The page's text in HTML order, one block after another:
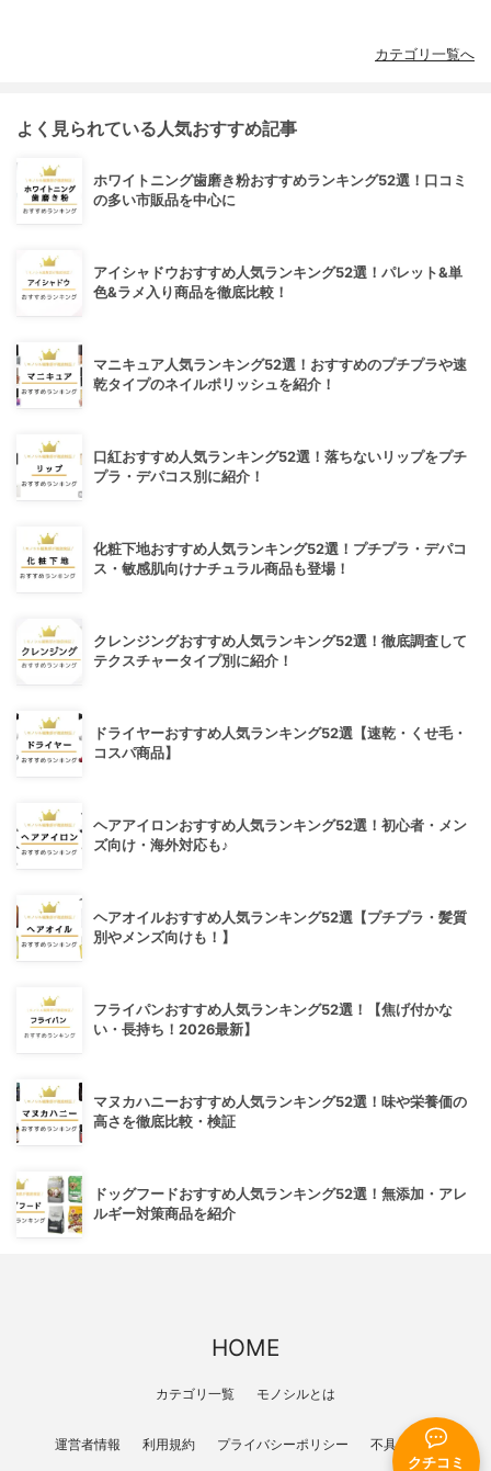
クチコミ
カテゴリ一覧へ
よく見られている人気おすすめ記事
ホワイトニング歯磨き粉おすすめランキング52選！口コミ
の多い市販品を中心に
アイシャドウおすすめ人気ランキング52選！パレット&単
色&ラメ入り商品を徹底比較！
マニキュア人気ランキング52選！おすすめのプチプラや速
乾タイプのネイルポリッシュを紹介！
口紅おすすめ人気ランキング52選！落ちないリップをプチ
プラ・デパコス別に紹介！
化粧下地おすすめ人気ランキング52選！プチプラ・デパコ
ス・敏感肌向けナチュラル商品も登場！
クレンジングおすすめ人気ランキング52選！徹底調査して
テクスチャータイプ別に紹介！
ドライヤーおすすめ人気ランキング52選【速乾・くせ毛・
コスパ商品】
ヘアアイロンおすすめ人気ランキング52選！初心者・メン
ズ向け・海外対応も♪
ヘアオイルおすすめ人気ランキング52選【プチプラ・髪質
別やメンズ向けも！】
フライパンおすすめ人気ランキング52選！【焦げ付かな
い・長持ち！2026最新】
マヌカハニーおすすめ人気ランキング52選！味や栄養価の
高さを徹底比較・検証
ドッグフードおすすめ人気ランキング52選！無添加・アレ
ルギー対策商品を紹介
HOME
カテゴリ一覧 モノシルとは
運営者情報 利用規約 プライバシーポリシー 不具合報告